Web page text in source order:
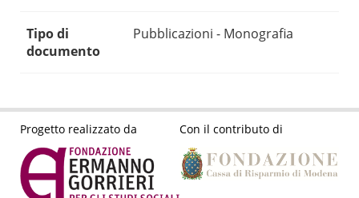
Tipo di
documento
Pubblicazioni - Monografia
Progetto realizzato da Con il contributo di